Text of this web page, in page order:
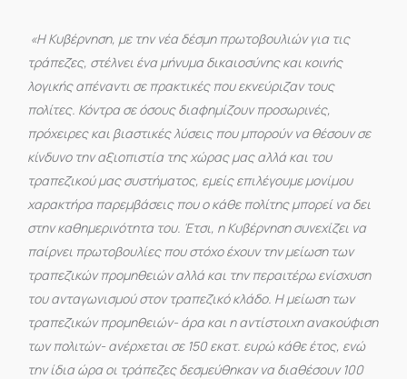
«Η Κυβέρνηση, με την νέα δέσμη πρωτοβουλιών για τις
τράπεζες, στέλνει ένα μήνυμα δικαιοσύνης και κοινής
λογικής απέναντι σε πρακτικές που εκνεύριζαν τους
πολίτες. Κόντρα σε όσους διαφημίζουν προσωρινές,
πρόχειρες και βιαστικές λύσεις που μπορούν να θέσουν σε
κίνδυνο την αξιοπιστία της χώρας μας αλλά και του
τραπεζικού μας συστήματος, εμείς επιλέγουμε μονίμου
χαρακτήρα παρεμβάσεις που ο κάθε πολίτης μπορεί να δει
στην καθημερινότητα του. Έτσι, η Κυβέρνηση συνεχίζει να
παίρνει πρωτοβουλίες που στόχο έχουν την μείωση των
τραπεζικών προμηθειών αλλά και την περαιτέρω ενίσχυση
του ανταγωνισμού στον τραπεζικό κλάδο. Η μείωση των
τραπεζικών προμηθειών- άρα και η αντίστοιχη ανακούφιση
των πολιτών- ανέρχεται σε 150 εκατ. ευρώ κάθε έτος, ενώ
την ίδια ώρα οι τράπεζες δεσμεύθηκαν να διαθέσουν 100